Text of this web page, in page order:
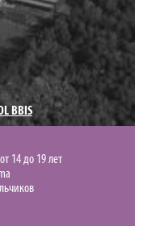
BBIS
14 до 19 лет